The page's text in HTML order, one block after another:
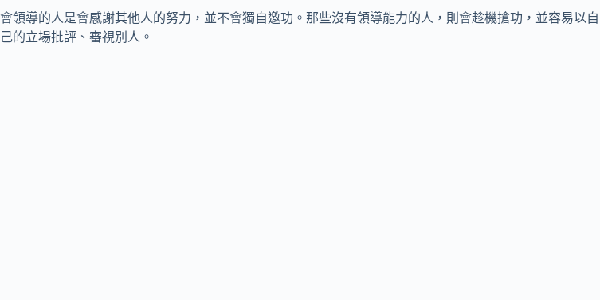
會領導的人是會感謝其他人的努力，並不會獨自邀功。那些沒有領導能力的人，則會趁機搶功，並容易以自
己的立場批評、審視別人。